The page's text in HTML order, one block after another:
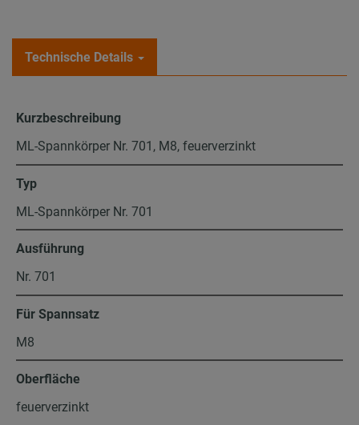
Technische Details
Kurzbeschreibung
ML-Spannkörper Nr. 701, M8, feuerverzinkt
Typ
ML-Spannkörper Nr. 701
Ausführung
Nr. 701
Für Spannsatz
M8
Oberfläche
feuerverzinkt